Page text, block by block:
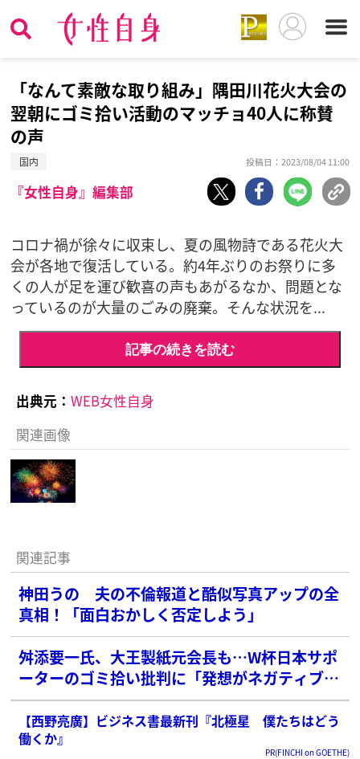
「なんて素敵な取り組み」隅田川花火大会の
翌朝にゴミ拾い活動のマッチョ40人に称賛
の声
国内 投稿日：2023/08/04 11:00
『女性自身』編集部
コロナ禍が徐々に収束し、夏の風物詩である花火大
会が各地で復活している。約4年ぶりのお祭りに多
くの人が足を運び歓喜の声もあがるなか、問題とな
っているのが大量のごみの廃棄。そんな状況を...
記事の続きを読む
出典元： WEB女性自身
関連画像
関連記事
神田うの 夫の不倫報道と酷似写真アップの全
真相！「面白おかしく否定しよう」
舛添要一氏、大王製紙元会長も…W杯日本サポ
ーターのゴミ拾い批判に「発想がネガティブ」
と薄い共感
【西野亮廣】ビジネス書最新刊『北極星 僕たちはどう
働くか』
PR(FINCHI on GOETHE)